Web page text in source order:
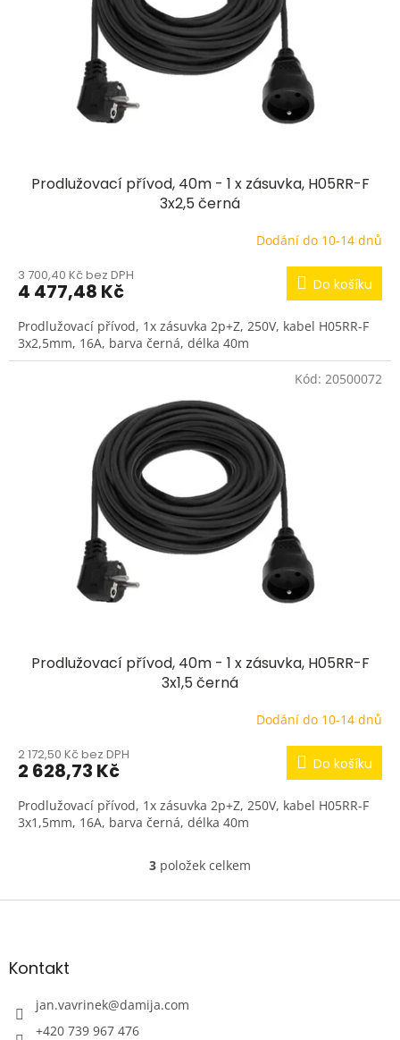
Prodlužovací přívod, 40m - 1 x zásuvka, H05RR-F
3x2,5 černá
Dodání do 10-14 dnů
3 700,40 Kč bez DPH
4 477,48 Kč Do košíku
Prodlužovací přívod, 1x zásuvka 2p+Z, 250V, kabel H05RR-F
3x2,5mm, 16A, barva černá, délka 40m
Prodlužovací přívod, 40m - 1 x zásuvka, H05RR-F
3x1,5 černá
Dodání do 10-14 dnů
2 172,50 Kč bez DPH
2 628,73 Kč Do košíku
Prodlužovací přívod, 1x zásuvka 2p+Z, 250V, kabel H05RR-F
3x1,5mm, 16A, barva černá, délka 40m
Kód: 20500072
O
l
3 položek celkem
Z
aKontakt
jan.vavrinek@damija.com
+420 739 967 476